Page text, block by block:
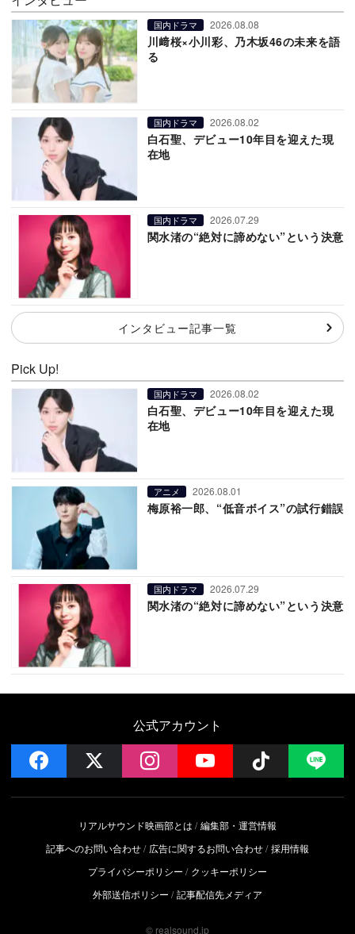
国内ドラマ 2026.08.08
川﨑桜×小川彩、乃木坂46の未来を語
る
国内ドラマ 2026.08.02
白石聖、デビュー10年目を迎えた現
在地
国内ドラマ 2026.07.29
関水渚の“絶対に諦めない”という決意
インタビュー記事一覧
Pick Up!
国内ドラマ 2026.08.02
白石聖、デビュー10年目を迎えた現
在地
アニメ 2026.08.01
梅原裕一郎、“低音ボイス”の試行錯誤
国内ドラマ 2026.07.29
関水渚の“絶対に諦めない”という決意
公式アカウント
facebook instagramYouTube Follow
リアルサウンド映画部とは
編集部・運営情報
記事へのお問い合わせ
広告に関するお問い合わせ 採用情報
プライバシーポリシー
クッキーポリシー
外部送信ポリシー
記事配信先メディア
© realsound.jp